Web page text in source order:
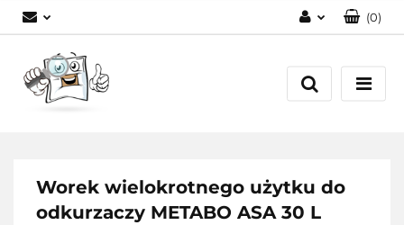
Zarejestruj się
(0)
Worek wielokrotnego użytku do
odkurzaczy METABO ASA 30 L